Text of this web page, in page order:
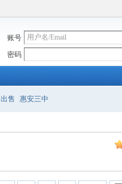
账号
密码
出售 惠安三中